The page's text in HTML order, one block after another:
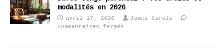
modalités en 2026
avril 17, 2026
James Carols
Commentaires fermés